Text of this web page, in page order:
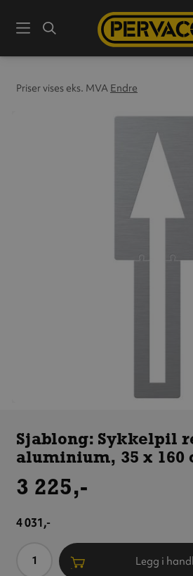
MenySøk
Priser vises eks. MVA Endre
rett,
aluminium,
Sjablong: Sykkelpil
aluminium, 35 x 160
3 225,-
4 031,-
Antall Legg i